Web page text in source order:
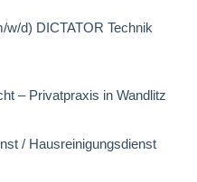
d) DICTATOR Technik
– Privatpraxis in Wandlitz
/ Hausreinigungsdienst